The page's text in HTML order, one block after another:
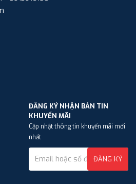
ĐĂNG KÝ NHẬN BẢN TIN
KHUYẾN MÃI
Cập nhật thông tin khuyến mãi mới
nhất
ĐĂNG KÝ